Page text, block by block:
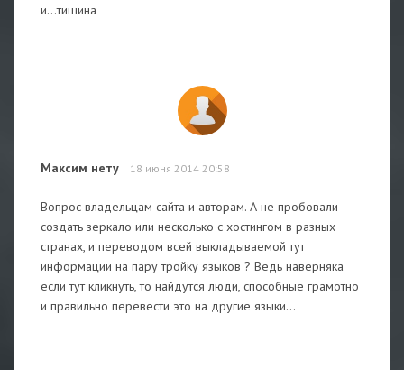
и...тишина
Максим нету 18 июня 2014 20:58
Вопрос владельцам сайта и авторам. А не пробовали
создать зеркало или несколько с хостингом в разных
странах, и переводом всей выкладываемой тут
информации на пару тройку языков ? Ведь наверняка
если тут кликнуть, то найдутся люди, способные грамотно
и правильно перевести это на другие языки...